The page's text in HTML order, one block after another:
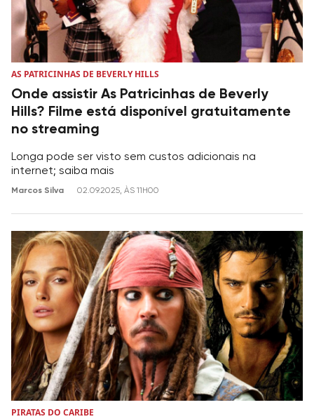
AS PATRICINHAS DE BEVERLY HILLS
Onde assistir As Patricinhas de Beverly
Hills? Filme está disponível gratuitamente
no streaming
Longa pode ser visto sem custos adicionais na
internet; saiba mais
Marcos Silva 02.09.2025, ÀS 11H00
PIRATAS DO CARIBE